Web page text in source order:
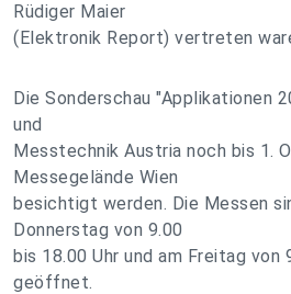
Rüdiger Maier
(Elektronik Report) vertreten
Die Sonderschau "Applikationen
und
Messtechnik Austria noch bis 1.
Messegelände Wien
besichtigt werden. Die Messen
Donnerstag von 9.00
bis 18.00 Uhr und am Freitag von
geöffnet.